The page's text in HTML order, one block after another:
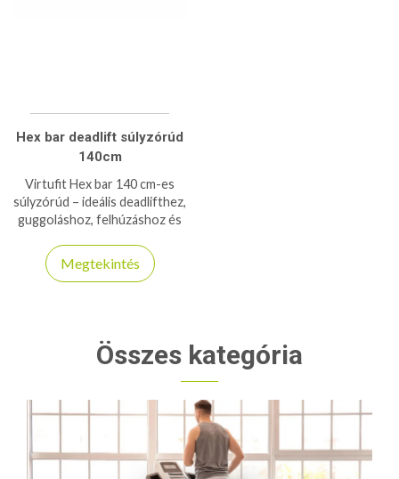
Hex bar deadlift súlyzórúd
140cm
Virtufit Hex bar 140 cm-es
súlyzórúd – ideális deadlifthez,
guggoláshoz, felhúzáshoz és
ergonomikus kialakítás a
hatékonyabb edzéshez.
Megtekintés
Összes kategória